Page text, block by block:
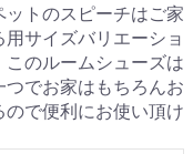
ットのスピーチはご家
サイズバリエーショ
のルームシューズは
でお家はもちろんお
で便利にお使い頂け